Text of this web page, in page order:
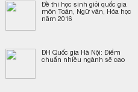
Đề thi học sinh giỏi quốc gia
môn Toán, Ngữ văn, Hóa học
năm 2016
ĐH Quốc gia Hà Nội: Điểm
chuẩn nhiều ngành sẽ cao